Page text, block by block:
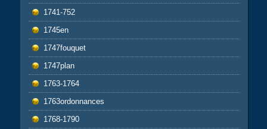
1741-752
1745en
1747fouquet
1747plan
1763-1764
1763ordonnances
1768-1790